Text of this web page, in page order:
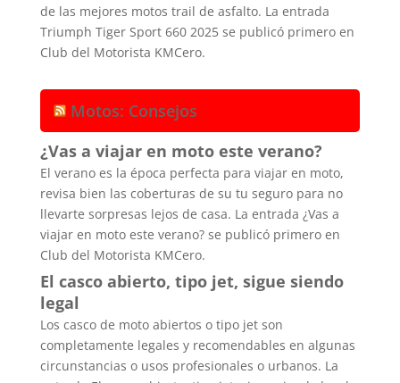
de las mejores motos trail de asfalto. La entrada
Triumph Tiger Sport 660 2025 se publicó primero en
Club del Motorista KMCero.
Motos: Consejos
¿Vas a viajar en moto este verano?
El verano es la época perfecta para viajar en moto,
revisa bien las coberturas de su tu seguro para no
llevarte sorpresas lejos de casa. La entrada ¿Vas a
viajar en moto este verano? se publicó primero en
Club del Motorista KMCero.
El casco abierto, tipo jet, sigue siendo
legal
Los casco de moto abiertos o tipo jet son
completamente legales y recomendables en algunas
circunstancias o usos profesionales o urbanos. La